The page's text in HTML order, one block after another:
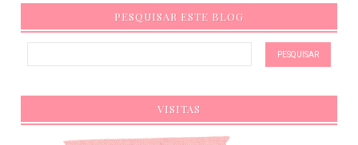
PESQUISAR ESTE BLOG
VISITAS